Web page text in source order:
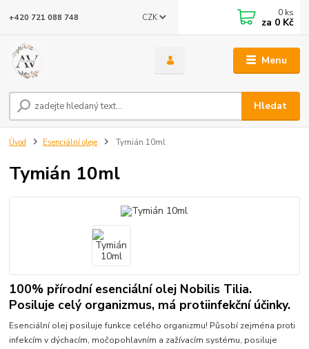
Menu
CZK
Hledat
+420 721 088 748 0 ks
za 0 Kč
Úvod Esenciální oleje Tymián 10ml
Tymián 10ml
100% přírodní esenciální olej Nobilis Tilia.
Posiluje celý organizmus, má protiinfekční účinky.
Esenciální olej posiluje funkce celého organizmu! Působí zejména proti
infekcím v dýchacím, močopohlavním a zažívacím systému, posiluje